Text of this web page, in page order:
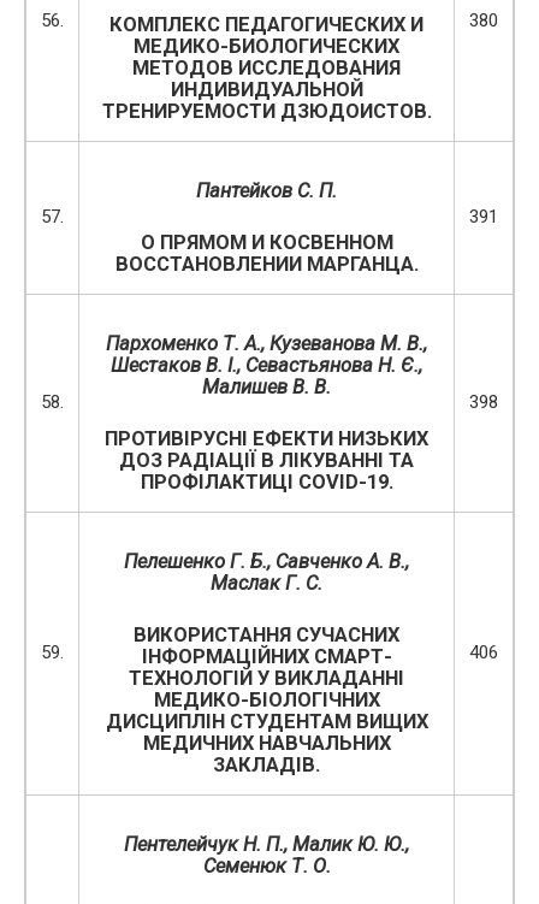
56.
КОМПЛЕКС ПЕДАГОГИЧЕСКИХ И
МЕДИКО-БИОЛОГИЧЕСКИХ
МЕТОДОВ ИССЛЕДОВАНИЯ
ИНДИВИДУАЛЬНОЙ
ТРЕНИРУЕМОСТИ ДЗЮДОИСТОВ.
380
57.
Пантейков С. П.
О ПРЯМОМ И КОСВЕННОМ
ВОССТАНОВЛЕНИИ МАРГАНЦА.
391
58.
Пархоменко Т. А., Кузеванова М. В.,
Шестаков В. І., Севастьянова Н. Є.,
Малишев В. В.
ПРОТИВІРУСНІ ЕФЕКТИ НИЗЬКИХ
ДОЗ РАДІАЦІЇ В ЛІКУВАННІ ТА
ПРОФІЛАКТИЦІ COVID-19.
398
59.
Пелешенко Г. Б., Савченко А. В.,
Маслак Г. С.
ВИКОРИСТАННЯ СУЧАСНИХ
ІНФОРМАЦІЙНИХ СМАРТ-
ТЕХНОЛОГІЙ У ВИКЛАДАННІ
МЕДИКО-БІОЛОГІЧНИХ
ДИСЦИПЛІН СТУДЕНТАМ ВИЩИХ
МЕДИЧНИХ НАВЧАЛЬНИХ
ЗАКЛАДІВ.
406
Пентелейчук Н. П., Малик Ю. Ю.,
Семенюк Т. О.